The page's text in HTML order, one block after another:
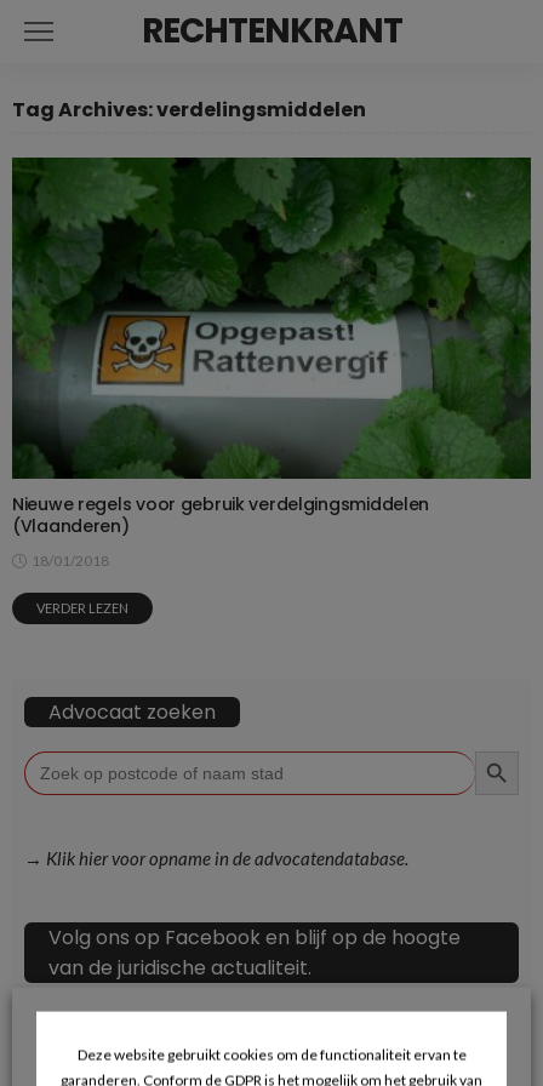
RECHTENKRANT
Tag Archives: verdelingsmiddelen
Nieuwe regels voor gebruik verdelgingsmiddelen
(Vlaanderen)
18/01/2018
VERDER LEZEN
Advocaat zoeken
Zoek
naar:
→ Klik hier voor opname in de advocatendatabase.
Volg ons op Facebook en blijf op de hoogte
van de juridische actualiteit.
Deze website gebruikt cookies om de functionaliteit ervan te
garanderen. Conform de GDPR is het mogelijk om het gebruik van